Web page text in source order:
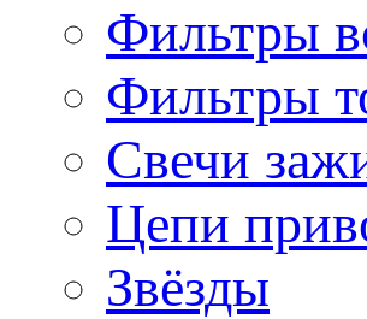
Фильтры
Фильтры
Свечи
Цепи
Звёзды